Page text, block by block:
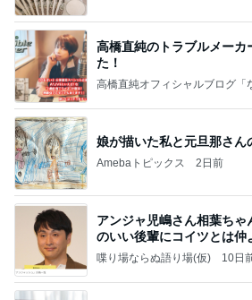
高橋直純のトラブルメーカ
た！
高橋直純オフィシャルブログ「
娘が描いた私と元旦那さん
Amebaトピックス 2日前
アンジャ児嶋さん相葉ち
のいい後輩にコイツとは仲
喋り場ならぬ語り場(仮) 10日